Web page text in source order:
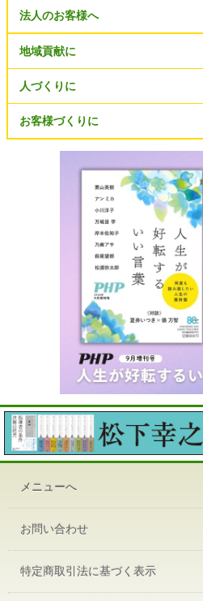
法人のお客様へ
地域貢献に
人づくりに
お客様づくりに
メニューへ
お問い合わせ
特定商取引法に基づく表示